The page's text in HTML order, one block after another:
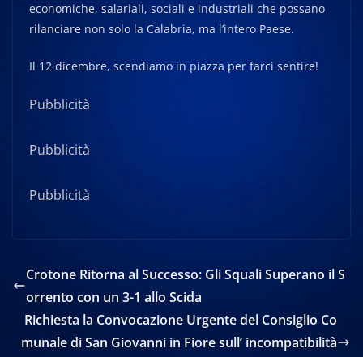
economiche, salariali, sociali e industriali che possano
rilanciare non solo la Calabria, ma l’intero Paese.
Il 12 dicembre, scendiamo in piazza per farci sentire!
Pubblicità
Pubblicità
Pubblicità
Crotone Ritorna al Successo: Gli Squali Superano il S
orrento con un 3-1 allo Scida
Richiesta la Convocazione Urgente del Consiglio Co
munale di San Giovanni in Fiore sull’ incompatibilità